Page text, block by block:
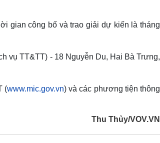
gian công bố và trao giải dự kiến là tháng
vụ TT&TT) - 18 Nguyễn Du, Hai Bà Trưng,
(www.mic.gov.vn) và các phương tiện thông
Thu Thủy/VOV.VN